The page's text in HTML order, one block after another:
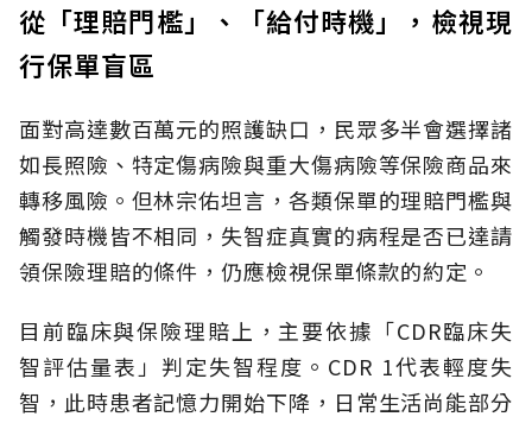
從「理賠門檻」、「給付時機」，檢視現
行保單盲區
面對高達數百萬元的照護缺口，民眾多半會選擇諸
如長照險、特定傷病險與重大傷病險等保險商品來
轉移風險。但林宗佑坦言，各類保單的理賠門檻與
觸發時機皆不相同，失智症真實的病程是否已達請
領保險理賠的條件，仍應檢視保單條款的約定。
目前臨床與保險理賠上，主要依據「CDR臨床失
智評估量表」判定失智程度。CDR 1代表輕度失
智，此時患者記憶力開始下降，日常生活尚能部分